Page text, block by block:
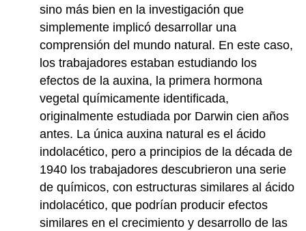
sino más bien en la investigación que
simplemente implicó desarrollar una
comprensión del mundo natural. En este caso,
los trabajadores estaban estudiando los
efectos de la auxina, la primera hormona
vegetal químicamente identificada,
originalmente estudiada por Darwin cien años
antes. La única auxina natural es el ácido
indolacético, pero a principios de la década de
1940 los trabajadores descubrieron una serie
de químicos, con estructuras similares al ácido
indolacético, que podrían producir efectos
similares en el crecimiento y desarrollo de las